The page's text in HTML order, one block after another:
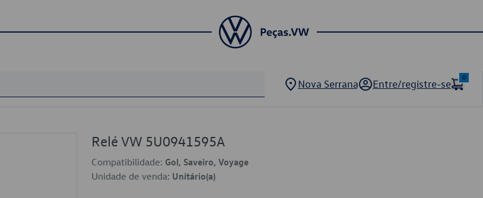
Nova Serrana Entre/registre-se
0
Relé VW 5U0941595A
Compatibilidade: Gol, Saveiro, Voyage
Unidade de venda: Unitário(a)